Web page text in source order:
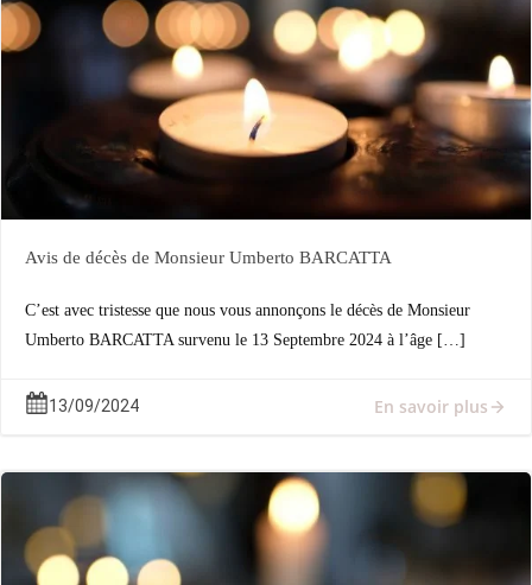
Avis de décès de Monsieur Umberto BARCATTA
C’est avec tristesse que nous vous annonçons le décès de Monsieur
Umberto BARCATTA survenu le 13 Septembre 2024 à l’âge […]
13/09/2024 En savoir plus